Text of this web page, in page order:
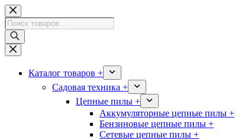
Перейти
к
сути
Поиск
товаров
Каталог товаров +
Садовая техника +
Цепные пилы +
Аккумуляторные цепные пилы +
Бензиновые цепные пилы +
Сетевые цепные пилы +